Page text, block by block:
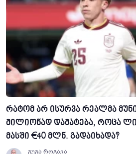
რატომ არ ისურვა რეალმა
მილიონად დამატება, როცა
მასში €40 მლნ. გადაიხადა?
გუგა როგავა